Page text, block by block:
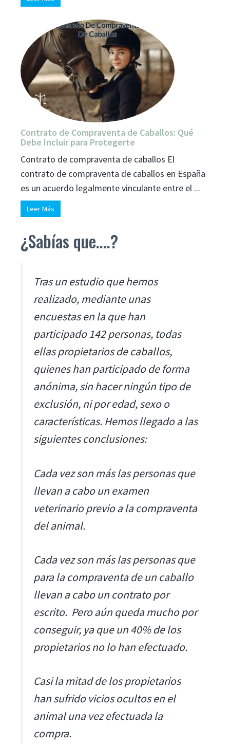
Contrato de Compraventa de Caballos: Qué
Debe Incluir para Protegerte
Contrato de compraventa de caballos El
contrato de compraventa de caballos en España
es un acuerdo legalmente vinculante entre el ...
Leer Más
¿Sabías que....?
Tras un estudio que hemos
realizado, mediante unas
encuestas en la que han
participado 142 personas, todas
ellas propietarios de caballos,
quienes han participado de forma
anónima, sin hacer ningún tipo de
exclusión, ni por edad, sexo o
características. Hemos llegado a las
siguientes conclusiones:
Cada vez son más las personas que
llevan a cabo un examen
veterinario previo a la compraventa
del animal.
Cada vez son más las personas que
para la compraventa de un caballo
llevan a cabo un contrato por
escrito. Pero aún queda mucho por
conseguir, ya que un 40% de los
propietarios no lo han efectuado.
Casi la mitad de los propietarios
han sufrido vicios ocultos en el
animal una vez efectuada la
compra.